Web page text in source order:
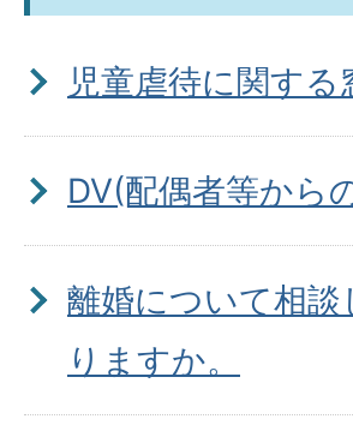
児童虐待に関す
DV(配偶者等から
離婚について相
りますか。